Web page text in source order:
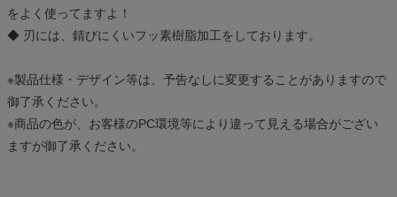
をよく使ってますよ！
◆ 刃には、錆びにくいフッ素樹脂加工をしております。
※製品仕様・デザイン等は、予告なしに変更することがありますので
御了承ください。
※商品の色が、お客様のPC環境等により違って見える場合がござい
ますが御了承ください。